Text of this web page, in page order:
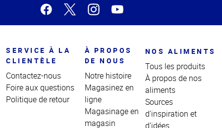
SERVICE À LA
CLIENTÈLE
Contactez-nous
Foire aux questions
Politique de retour
À PROPOS
DE NOUS
Notre histoire
Magasinez en
ligne
Magasinage en
magasin
NOS ALIMENTS
Tous les produits
À propos de nos
aliments
Sources
d'inspiration et
d'idées